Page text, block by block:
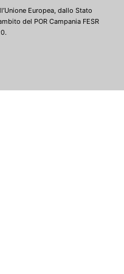
Europea, dallo Stato
del POR Campania FESR